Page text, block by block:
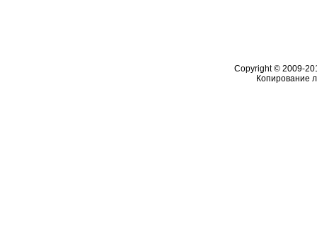
Copyright © 2009-
Копирование